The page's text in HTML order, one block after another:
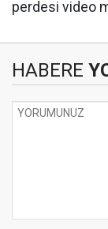
perdesi video
HABERE